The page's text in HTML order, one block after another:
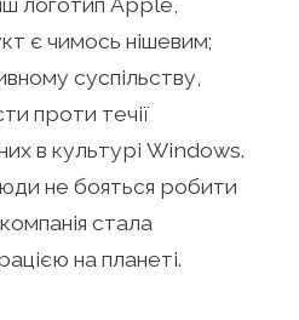
є чимось нішевим;
суспільству,
проти течії
в культурі Windows.
не бояться робити
стала
на планеті.